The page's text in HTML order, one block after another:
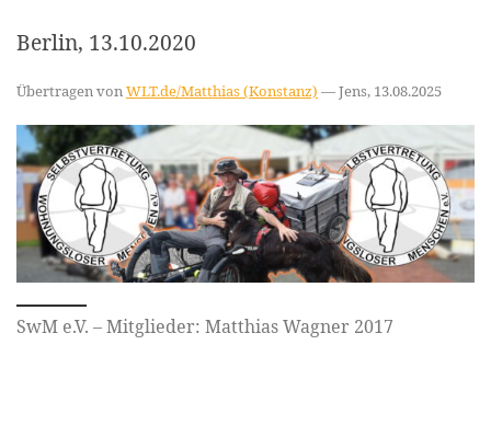
Berlin, 13.10.2020
Übertragen vonWLT.de/Matthias (Konstanz) — Jens, 13.08.2025
SwM e.V. – Mitglieder: Matthias Wagner 2017